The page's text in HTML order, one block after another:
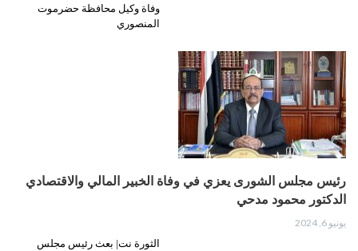
وفاة وكيل محافظة حضرموت
المنصوري
رئيس مجلس الشورى يعزي في وفاة الخبير المالي والاقتصادي
الدكتور محمود مدحي
يونيو 6, 2024
الثورة نت| بعث رئيس مجلس